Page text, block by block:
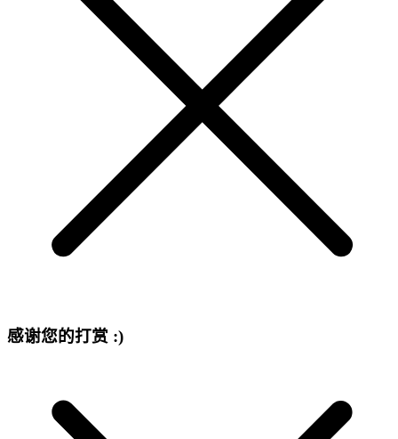
感谢您的打赏 :)